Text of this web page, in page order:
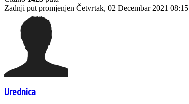
Zadnji put promjenjen Četvrtak, 02 Decembar 2021 08:15
Urednica